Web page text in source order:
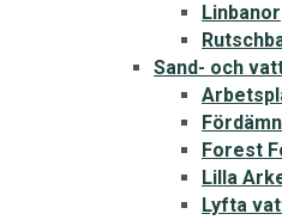
Linbanor
Sand- och
Forest
Lilla
Lyfta